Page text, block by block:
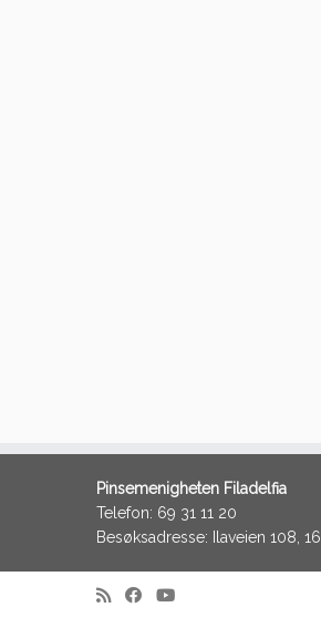
Pinsemenigheten Filadelfia
Telefon: 69 31 11 20
Besøksadresse: Ilaveien 108,